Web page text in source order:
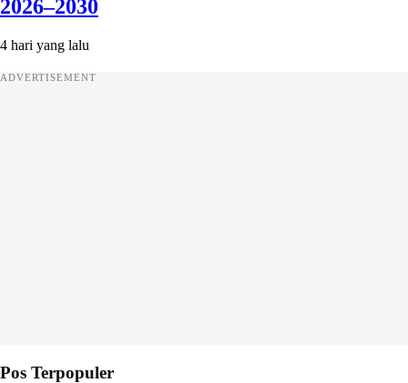
2026–2030
4 hari yang lalu
ADVERTISEMENT
Pos Terpopuler